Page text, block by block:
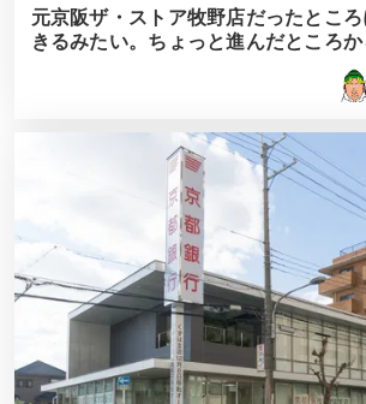
元京阪ザ・ストア牧野店だったとこ
きるみたい。ちょっと進んだところ